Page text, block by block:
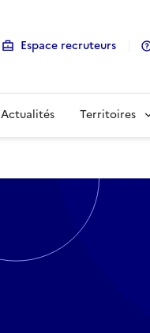
Espace recruteurs
Actualités Territoires